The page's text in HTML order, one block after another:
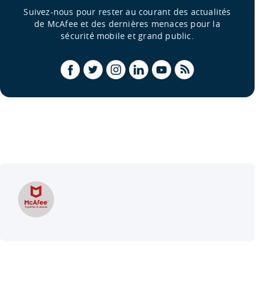
Suivez-nous pour rester au courant des actualités
de McAfee et des dernières menaces pour la
sécurité mobile et grand public.